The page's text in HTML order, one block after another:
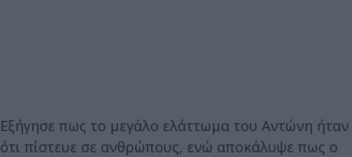
Εξήγησε πως το μεγάλο ελάττωμα του Αντώνη ήταν
ότι πίστευε σε ανθρώπους, ενώ αποκάλυψε πως ο